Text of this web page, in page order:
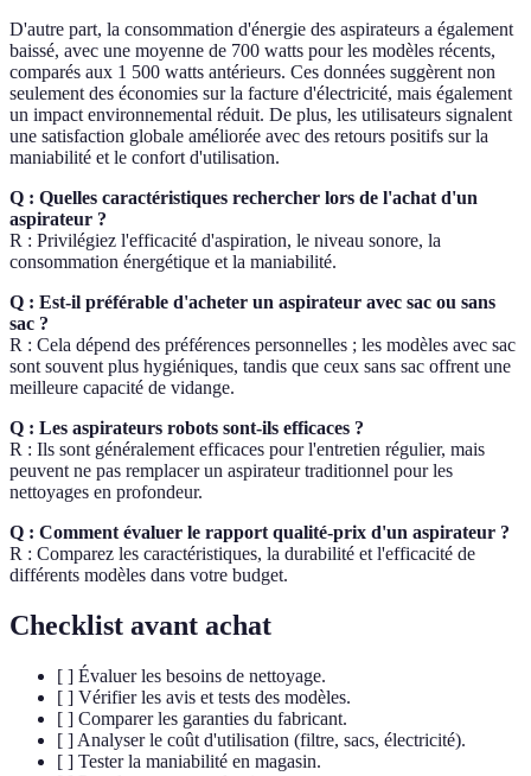
D'autre part, la consommation d'énergie des aspirateurs a également
baissé, avec une moyenne de 700 watts pour les modèles récents,
comparés aux 1 500 watts antérieurs. Ces données suggèrent non
seulement des économies sur la facture d'électricité, mais également
un impact environnemental réduit. De plus, les utilisateurs signalent
une satisfaction globale améliorée avec des retours positifs sur la
maniabilité et le confort d'utilisation.
Q : Quelles caractéristiques rechercher lors de l'achat d'un
aspirateur ?
R : Privilégiez l'efficacité d'aspiration, le niveau sonore, la
consommation énergétique et la maniabilité.
Q : Est-il préférable d'acheter un aspirateur avec sac ou sans
sac ?
R : Cela dépend des préférences personnelles ; les modèles avec sac
sont souvent plus hygiéniques, tandis que ceux sans sac offrent une
meilleure capacité de vidange.
Q : Les aspirateurs robots sont-ils efficaces ?
R : Ils sont généralement efficaces pour l'entretien régulier, mais
peuvent ne pas remplacer un aspirateur traditionnel pour les
nettoyages en profondeur.
Q : Comment évaluer le rapport qualité-prix d'un aspirateur ?
R : Comparez les caractéristiques, la durabilité et l'efficacité de
différents modèles dans votre budget.
Checklist avant achat
[ ] Évaluer les besoins de nettoyage.
[ ] Vérifier les avis et tests des modèles.
[ ] Comparer les garanties du fabricant.
[ ] Analyser le coût d'utilisation (filtre, sacs, électricité).
[ ] Tester la maniabilité en magasin.